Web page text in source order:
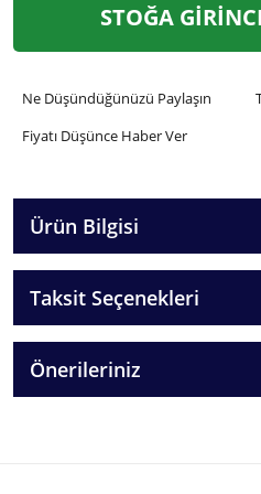
STOĞA
Ne Düşündüğünüzü Paylaşın
Fiyatı Düşünce Haber Ver
Ürün Bilgisi
Taksit Seçenekleri
Önerileriniz